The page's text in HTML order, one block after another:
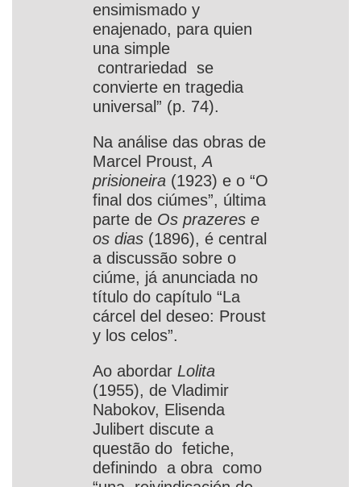
ensimismado y
enajenado, para quien
una simple
contrariedad se
convierte en tragedia
universal” (p. 74).
Na análise das obras de
Marcel Proust,A
prisioneira (1923) e o “O
final dos ciúmes”, última
parte de Os prazeres e
os dias (1896), é central
a discussão sobre o
ciúme, já anunciada no
título do capítulo “La
cárcel del deseo: Proust
y los celos”.
Ao abordar Lolita
(1955), de Vladimir
Nabokov, Elisenda
Julibert discute a
questão do fetiche,
definindo a obra como